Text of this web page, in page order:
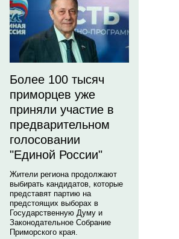
Более 100 тысяч
приморцев уже
приняли участие в
предварительном
голосовании
"Единой России"
Жители региона продолжают
выбирать кандидатов, которые
представят партию на
предстоящих выборах в
Государственную Думу и
Законодательное Собрание
Приморского края.